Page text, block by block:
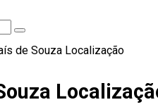
de Souza Localização